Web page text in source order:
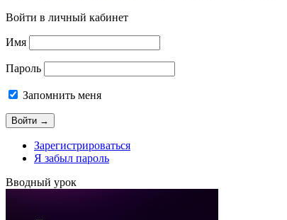
Войти в личный кабинет
Имя
Пароль
Запомнить меня
Зарегистрироваться
Я забыл пароль
Вводный урок